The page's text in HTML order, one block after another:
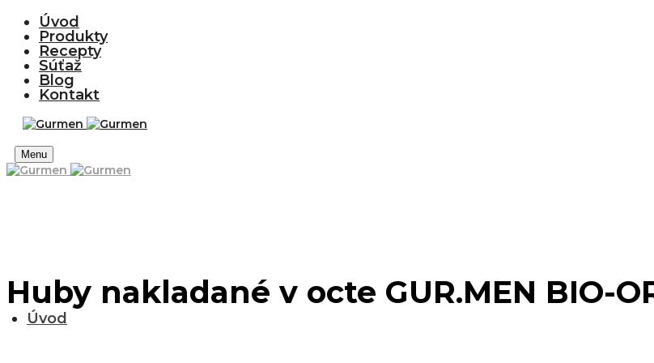
Úvod
Produkty
Recepty
Súťaž
Blog
Kontakt
Menu
Úvod
Huby nakladané v octe GUR.MEN BIO-